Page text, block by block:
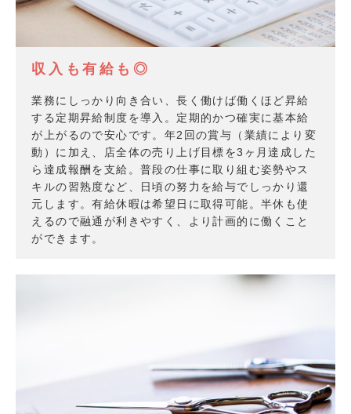
収入も有給も◎
業務にしっかり向き合い、長く働けば働くほど昇給
する定期昇給制度を導入。定期的かつ確実に基本給
が上がるので安心です。年2回の賞与（業績により変
動）に加え、店全体の売り上げ目標を3ヶ月達成した
ら達成報酬を支給。普段の仕事に取り組む姿勢やス
キルの習熟度など、日頃の努力を給与でしっかり還
元します。有給休暇は希望日に取得可能。半休も使
えるので融通が利きやすく、より計画的に働くこと
ができます。